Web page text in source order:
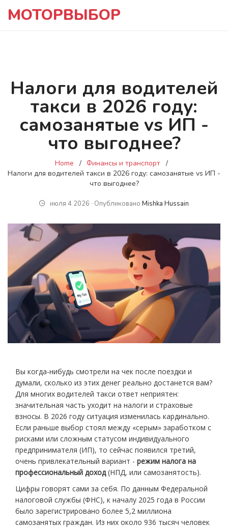
МОТОРВЫБОР
Налоги для водителей
такси в 2026 году:
самозанятые vs ИП -
что выгоднее?
Home
Финансы и транспорт
Налоги для водителей такси в 2026 году: самозанятые vs ИП -
что выгоднее?
июля 4 2026 ∙ Опубликовано Mishka Hussain
Вы когда-нибудь смотрели на чек после поездки и
думали, сколько из этих денег реально достанется вам?
Для многих водителей такси ответ неприятен:
значительная часть уходит на налоги и страховые
взносы. В 2026 году ситуация изменилась кардинально.
Если раньше выбор стоял между «серым» заработком с
рисками или сложным статусом индивидуального
предпринимателя (ИП), то сейчас появился третий,
очень привлекательный вариант - режим налога на
профессиональный доход(НПД, или самозанятость).
Цифры говорят сами за себя. По данным Федеральной
налоговой службы (ФНС), к началу 2025 года в России
было зарегистрировано более 5,2 миллиона
самозанятых граждан. Из них около 936 тысяч человек